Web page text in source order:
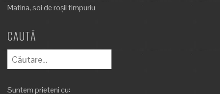
Matina, soi de roșii timpuriu
CAUTĂ
Caută
după:
Suntem prieteni cu: